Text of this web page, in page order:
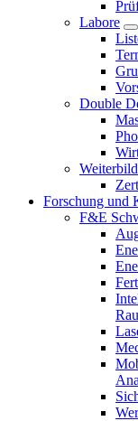
Labore
Double
Forschung und
F&E